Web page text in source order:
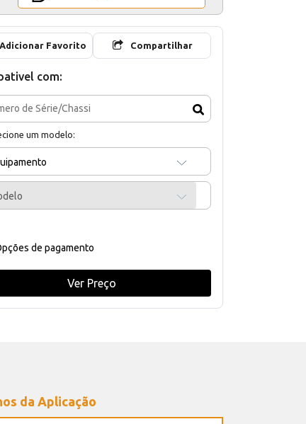
Adicionar Favorito Compartilhar
com:
um modelo:
de pagamento
Ver Preço
da Aplicação